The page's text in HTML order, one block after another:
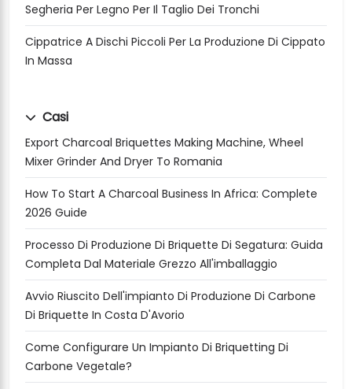
Segheria Per Legno Per Il Taglio Dei Tronchi
Cippatrice A Dischi Piccoli Per La Produzione Di Cippato
In Massa
Casi
Export Charcoal Briquettes Making Machine, Wheel
Mixer Grinder And Dryer To Romania
How To Start A Charcoal Business In Africa: Complete
2026 Guide
Processo Di Produzione Di Briquette Di Segatura: Guida
Completa Dal Materiale Grezzo All'imballaggio
Avvio Riuscito Dell'impianto Di Produzione Di Carbone
Di Briquette In Costa D'Avorio
Come Configurare Un Impianto Di Briquetting Di
Carbone Vegetale?